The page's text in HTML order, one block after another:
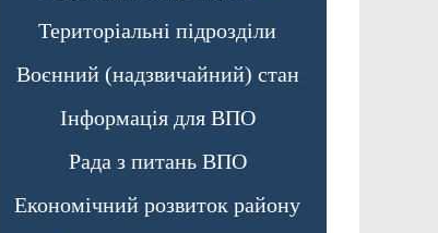
Територіальні підрозділи
Воєнний (надзвичайний) стан
Інформація для ВПО
Рада з питань ВПО
Економічний розвиток району